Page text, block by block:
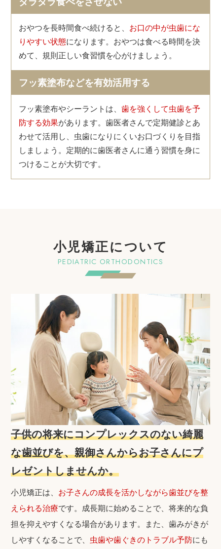
おやつを長時間食べ続けると、 お口の中が虫歯にな
りやすい状態になります。おやつは食べる時間を決
めて、規則正しい食習慣を心がけましょう。
フッ素塗布などを有効活用する
フッ素塗布やシーラントは、歯を強くして虫歯を予
防する効果があります。歯医者さんで定期健診とあ
わせて活用し、虫歯になりにくいお口づくりを目指
しましょう。定期的に歯医者さんに通う習慣を身に
つけることが大切です。
小児矯正について
PEDIATRIC ORTHODONTICS
子供の将来にコンプレックスのない綺麗
な歯並びを、親御さんからお子さんにプ
レゼントしませんか。
小児矯正は、 お子さんの成長を活かしながら歯並びを整
えられる治療です。成長期に始めることで、将来的な負
担を抑えやすくなる場合があります。また、歯みがきが
しやすくなることで、 虫歯や歯ぐきのトラブル予防にも